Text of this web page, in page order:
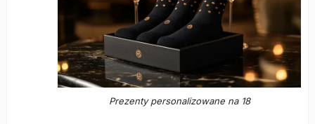
Prezenty personalizowane na 18